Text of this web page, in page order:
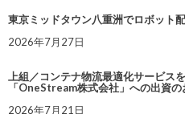
東京ミッドタウン八重洲でロボット
2026年7月27日
上組／コンテナ物流最適化サービス
「OneStream株式会社」への出資の
2026年7月21日